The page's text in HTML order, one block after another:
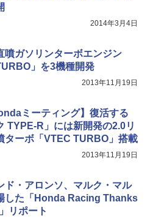
2014年3月4日
噴ガソリンターボエンジン
」を3機種開発
2013年11月19日
ミーティング】復活する
TYPE-R」には新開発の2.0リ
ターボ「VTEC TURBO」搭載
2013年11月19日
ド・アロンソ、マルク・マル
した「Honda Racing Thanks
リポート